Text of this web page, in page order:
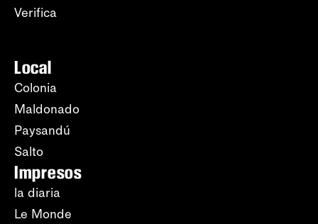
Verifica
Local
Colonia
Maldonado
Paysandú
Salto
Impresos
la diaria
Le Monde